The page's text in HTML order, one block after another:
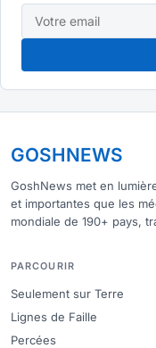
GOSHNEWS
GoshNews met en
et importantes que les
mondiale de 190+ pays,
PARCOURIR
Seulement sur Terre
Lignes de Faille
Percées